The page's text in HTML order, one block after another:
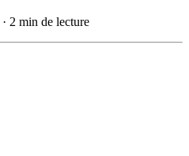
· 2 min de lecture